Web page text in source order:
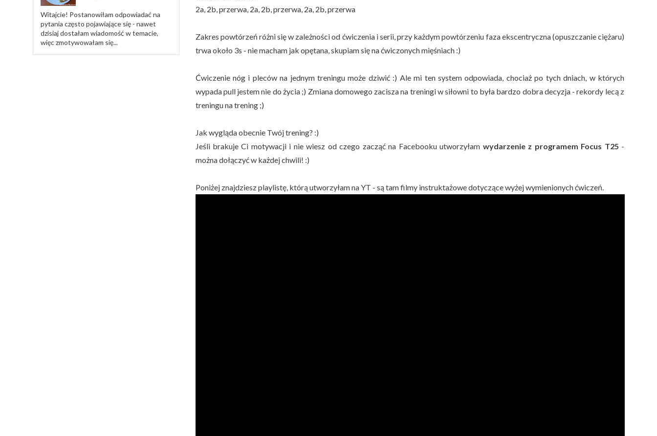
2a, 2b, przerwa, 2a, 2b, przerwa, 2a, 2b, przerwa
Zakres powtórzeń różni się w zależności od ćwiczenia i serii, przy każdym powtórzeniu faza ekscentryczna (opuszczanie ciężaru)
trwa około 3s - nie macham jak opętana, skupiam się na ćwiczonych mięśniach :)
Ćwiczenie nóg i pleców na jednym treningu może dziwić :) Ale mi ten system odpowiada, chociaż po tych dniach, w których
wypada pull jestem nie do życia ;) Zmiana domowego zacisza na treningi w siłowni to była bardzo dobra decyzja - rekordy lecą z
treningu na trening ;)
Jak wygląda obecnie Twój trening? :)
Jeśli brakuje Ci motywacji i nie wiesz od czego zacząć na Facebooku utworzyłam wydarzenie z programem Focus T25 -
można dołączyć w każdej chwili! :)
Poniżej znajdziesz playlistę, którą utworzyłam na YT - są tam filmy instruktażowe dotyczące wyżej wymienionych ćwiczeń.
Witajcie! Postanowiłam odpowiadać na
pytania często pojawiające się - nawet
dzisiaj dostałam wiadomość w temacie,
więc zmotywowałam się...